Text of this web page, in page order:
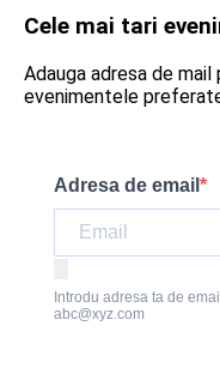
Cele mai tari
Adauga adresa de
evenimentele
Adresa de email
Introdu adresa ta de
abc@xyz.com